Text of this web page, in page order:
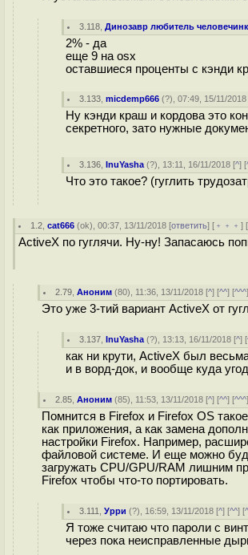
3.118 ,Динозавр любитель
2% - да
еще 9 на оsx
оставшиеся проценты с кэнди
3.133 ,micdemp666 (?), 07:49, 15/11/2018
Ну кэнди краш и кордова это
секретного, зато нужные
3.136 ,InuYasha (?), 13:11, 16/11/2018 [^] [
Что это такое? (гуглить
1.2 ,cat666 (ok), 00:37, 13/11/2018 [ответить] [ ﹢﹢﹢] [
ActiveX по гуглячи. Ну-ну! Запасаюсь
2.79 ,Аноним (80), 11:36, 13/11/2018 [^] [^^] [^^^
Это уже 3-тий вариант ActiveX от
3.137 ,InuYasha (?), 13:13, 16/11/2018 [^] [
как ни крути, ActiveX был
и в ворд-док, и вообще куда
2.85 ,Аноним (85), 11:53, 13/11/2018 [^] [^^] [^^^
Помнится в Firefox и Firefox OS
как приложения, а как замена
настройки Firefox. Например,
файловой системе. И еще можно
загружать CPU/GPU/RAM лишним
Firefox чтобы что-то портировать.
3.111 ,Урри (?), 16:59, 13/11/2018 [^] [^^] [
Я тоже считаю что пароли с
через пока неисправленные